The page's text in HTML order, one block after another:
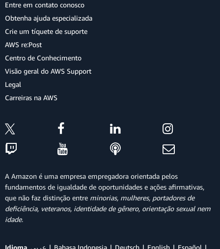
Entre em contato conosco
Obtenha ajuda especializada
Crie um tíquete de suporte
AWS re:Post
Centro de Conhecimento
Visão geral do AWS Support
Legal
Carreiras na AWS
A Amazon é uma empresa empregadora orientada pelos
fundamentos de igualdade de oportunidades e ações afirmativas,
que não faz distinção entre minorias, mulheres, portadores de
deficiência, veteranos, identidade de gênero, orientação sexual nem
idade.
Idioma عربي Bahasa Indonesia Deutsch English Español